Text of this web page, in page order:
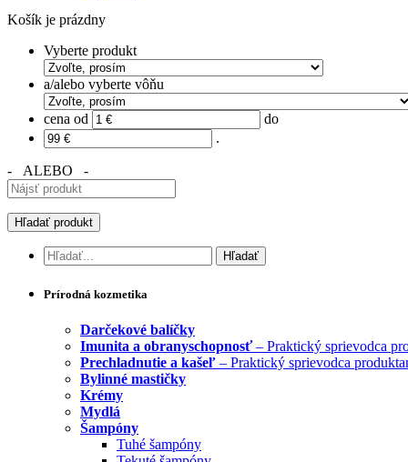
Košík je prázdny
Vyberte produkt
a/alebo vyberte vôňu
cena od
do
.
- ALEBO -
Prírodná kozmetika
Darčekové balíčky
Imunita a obranyschopnosť– Praktický sprievodca
Prechladnutie a kašeľ – Praktický sprievodca
Bylinné mastičky
Krémy
Mydlá
Šampóny
Tuhé šampóny